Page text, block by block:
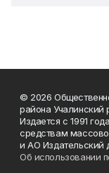
© 2026
района Учалинский
Издается с 1991
средствам
и АО Издательский
Об использовании